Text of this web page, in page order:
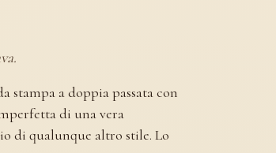
stampa a doppia passata con
di una vera
di qualunque altro stile. Lo